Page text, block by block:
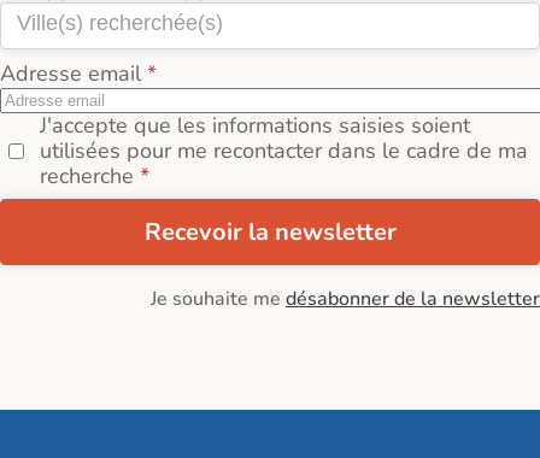
Adresse email
J'accepte que les informations saisies soient
utilisées pour me recontacter dans le cadre de ma
recherche
Recevoir la newsletter
Je souhaite me désabonner de la newsletter